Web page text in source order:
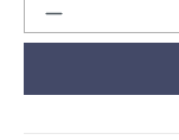
auf
derselben